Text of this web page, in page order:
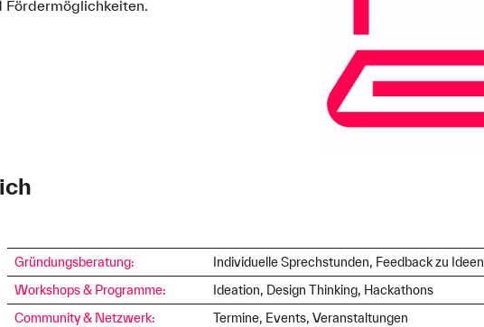
Fördermöglichkeiten.
Gründungsberatung:
Individuelle Sprechstunden, Feedback zu Ideen
Workshops & Programme:
Ideation, Design Thinking, Hackathons
Community & Netzwerk:
Termine, Events, Veranstaltungen